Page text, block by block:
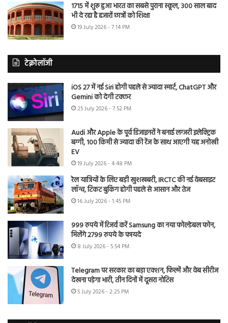
1715 में शुरू हुआ भारत का सबसे पुराना स्कूल, 300 साल बाद
भी दे रहा है हजारों छात्रों को शिक्षा
19 July 2026 - 7:14 PM
टेक्नोलॉजी
iOS 27 में नई Siri होगी पहले से ज्यादा स्मार्ट, ChatGPT और
Gemini को देगी टक्कर
25 July 2026 - 7:52 PM
Audi और Apple के पूर्व डिजाइनरों ने बनाई लग्जरी इलेक्ट्रिक
बग्गी, 100 किमी से ज्यादा की रेंज के साथ आएगी यह अनोखी
EV
19 July 2026 - 4:48 PM
रेल यात्रियों के लिए बड़ी खुशखबरी, IRCTC की नई वेबसाइट
लॉन्च, टिकट बुकिंग होगी पहले से आसान और तेज
16 July 2026 - 1:45 PM
999 रुपये में रिजर्व करें Samsung का नया फोल्डेबल फोन,
मिलेंगे 2799 रुपये के फायदे
8 July 2026 - 5:54 PM
Telegram पर सरकार का बड़ा एक्शन, फिल्में और वेब सीरीज
देखना पड़ेगा भारी, तीन दिनों में दूसरा नोटिस
5 July 2026 - 2:25 PM